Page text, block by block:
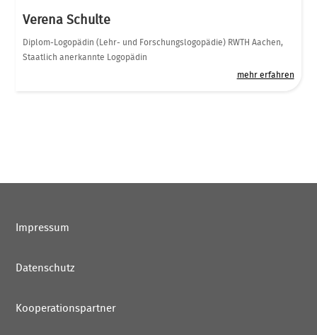
Verena Schulte
Diplom-Logopädin (Lehr- und Forschungslogopädie) RWTH Aachen,
Staatlich anerkannte Logopädin
mehr erfahren
Impressum
Datenschutz
Kooperationspartner